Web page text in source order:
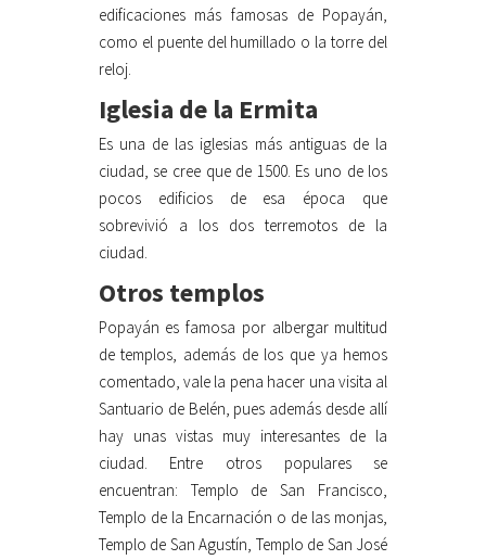
edificaciones más famosas de Popayán,
como el puente del humillado o la torre del
reloj.
Iglesia de la Ermita
Es una de las iglesias más antiguas de la
ciudad, se cree que de 1500. Es uno de los
pocos edificios de esa época que
sobrevivió a los dos terremotos de la
ciudad.
Otros templos
Popayán es famosa por albergar multitud
de templos, además de los que ya hemos
comentado, vale la pena hacer una visita al
Santuario de Belén, pues además desde allí
hay unas vistas muy interesantes de la
ciudad. Entre otros populares se
encuentran: Templo de San Francisco,
Templo de la Encarnación o de las monjas,
Templo de San Agustín, Templo de San José